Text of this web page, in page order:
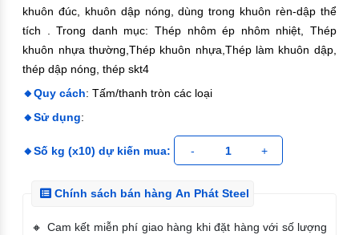
khuôn đúc, khuôn dập nóng, dùng trong khuôn rèn-dập thể
tích . Trong danh mục: Thép nhôm ép nhôm nhiệt, Thép
khuôn nhựa thường,Thép khuôn nhựa,Thép làm khuôn dập,
thép dập nóng, thép skt4
Quy cách: Tấm/thanh tròn các loại
Sử dụng:
Số kg (x10) dự kiến mua: - 1 +
Chính sách bán hàng An Phát Steel
🔸 Cam kết miễn phí giao hàng khi đặt hàng với số lượng